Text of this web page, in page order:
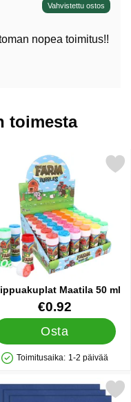
Vahvistettu ostos
nopea toimitus!!
toimesta
suosikiksi
Maatila 50 ml
86980
€0.92
Osta
Saatavuus: Varastossa
Toimitusaika: 1-2 päivää
Merkitse saippuakuplat
suosikiksi
servetit